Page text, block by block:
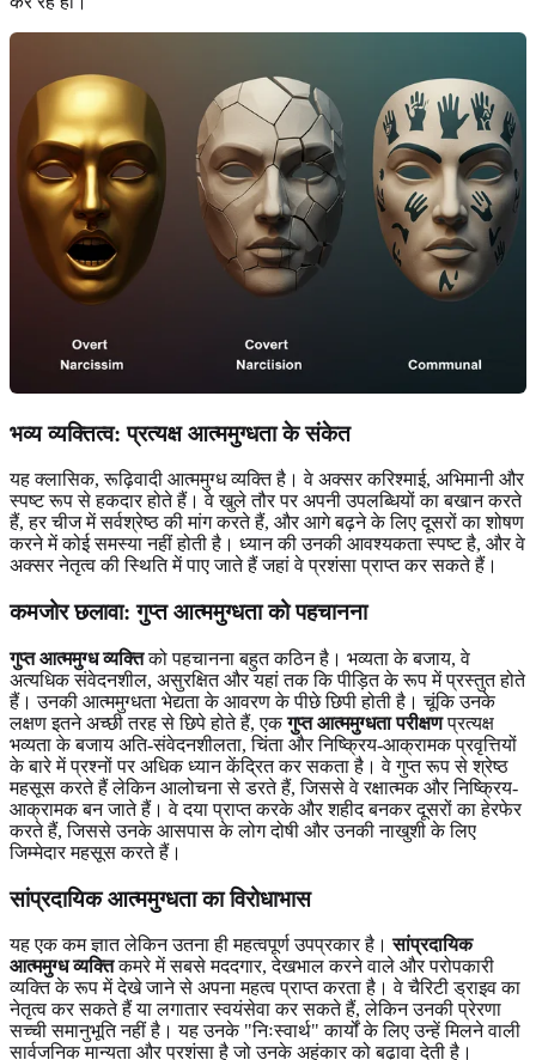
भव्य व्यक्तित्व: प्रत्यक्ष आत्ममुग्धता के संकेत
यह क्लासिक, रूढ़िवादी आत्ममुग्ध व्यक्ति है। वे अक्सर करिश्माई, अभिमानी और
स्पष्ट रूप से हकदार होते हैं। वे खुले तौर पर अपनी उपलब्धियों का बखान करते
हैं, हर चीज में सर्वश्रेष्ठ की मांग करते हैं, और आगे बढ़ने के लिए दूसरों का शोषण
करने में कोई समस्या नहीं होती है। ध्यान की उनकी आवश्यकता स्पष्ट है, और वे
अक्सर नेतृत्व की स्थिति में पाए जाते हैं जहां वे प्रशंसा प्राप्त कर सकते हैं।
कमजोर छलावा: गुप्त आत्ममुग्धता को पहचानना
गुप्त आत्ममुग्ध व्यक्तिको पहचानना बहुत कठिन है। भव्यता के बजाय, वे
अत्यधिक संवेदनशील, असुरक्षित और यहां तक ​​कि पीड़ित के रूप में प्रस्तुत होते
हैं। उनकी आत्ममुग्धता भेद्यता के आवरण के पीछे छिपी होती है। चूंकि उनके
लक्षण इतने अच्छी तरह से छिपे होते हैं, एकगुप्त आत्ममुग्धता परीक्षणप्रत्यक्ष
भव्यता के बजाय अति-संवेदनशीलता, चिंता और निष्क्रिय-आक्रामक प्रवृत्तियों
के बारे में प्रश्नों पर अधिक ध्यान केंद्रित कर सकता है। वे गुप्त रूप से श्रेष्ठ
महसूस करते हैं लेकिन आलोचना से डरते हैं, जिससे वे रक्षात्मक और निष्क्रिय-
आक्रामक बन जाते हैं। वे दया प्राप्त करके और शहीद बनकर दूसरों का हेरफेर
करते हैं, जिससे उनके आसपास के लोग दोषी और उनकी नाखुशी के लिए
जिम्मेदार महसूस करते हैं।
सांप्रदायिक आत्ममुग्धता का विरोधाभास
यह एक कम ज्ञात लेकिन उतना ही महत्वपूर्ण उपप्रकार है।सांप्रदायिक
आत्ममुग्ध व्यक्तिकमरे में सबसे मददगार, देखभाल करने वाले और परोपकारी
व्यक्ति के रूप में देखे जाने से अपना महत्व प्राप्त करता है। वे चैरिटी ड्राइव का
नेतृत्व कर सकते हैं या लगातार स्वयंसेवा कर सकते हैं, लेकिन उनकी प्रेरणा
सच्ची समानुभूति नहीं है। यह उनके "निःस्वार्थ" कार्यों के लिए उन्हें मिलने वाली
सार्वजनिक मान्यता और प्रशंसा है जो उनके अहंकार को बढ़ावा देती है।